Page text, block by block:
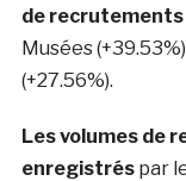
de
Musées
(+27.56%).
Les volumes de
enregistrés par